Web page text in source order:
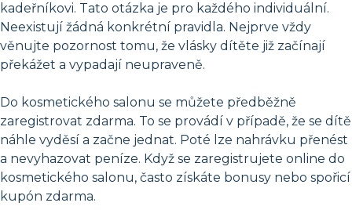
kadeřníkovi. Tato otázka je pro každého individuální.
Neexistují žádná konkrétní pravidla. Nejprve vždy
věnujte pozornost tomu, že vlásky dítěte již začínají
překážet a vypadají neupraveně.
Do kosmetického salonu se můžete předběžně
zaregistrovat zdarma. To se provádí v případě, že se dítě
náhle vyděsí a začne jednat. Poté lze nahrávku přenést
a nevyhazovat peníze. Když se zaregistrujete online do
kosmetického salonu, často získáte bonusy nebo spořicí
kupón zdarma.